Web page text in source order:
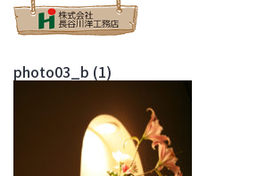
photo03_b (1)